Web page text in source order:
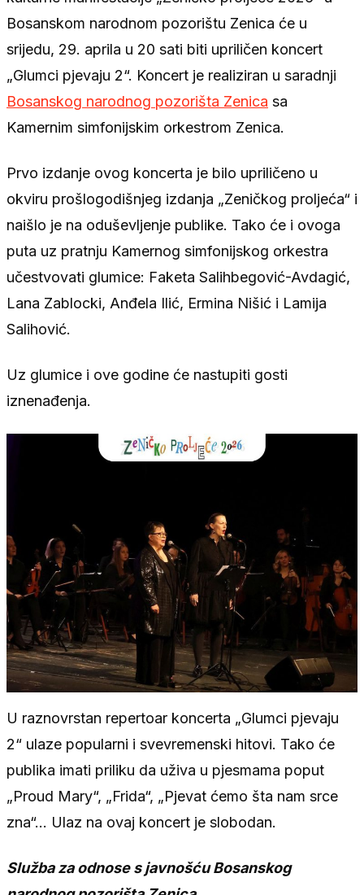
Bosanskom narodnom pozorištu Zenica će u
srijedu, 29. aprila u 20 sati biti upriličen koncert
„Glumci pjevaju 2“. Koncert je realiziran u saradnji
Bosanskog narodnog pozorišta Zenica sa
Kamernim simfonijskim orkestrom Zenica.
Prvo izdanje ovog koncerta je bilo upriličeno u
okviru prošlogodišnjeg izdanja „Zeničkog proljeća“ i
naišlo je na oduševljenje publike. Tako će i ovoga
puta uz pratnju Kamernog simfonijskog orkestra
učestvovati glumice: Faketa Salihbegović-Avdagić,
Lana Zablocki, Anđela Ilić, Ermina Nišić i Lamija
Salihović.
Uz glumice i ove godine će nastupiti gosti
iznenađenja.
U raznovrstan repertoar koncerta „Glumci pjevaju
2“ ulaze popularni i svevremenski hitovi. Tako će
publika imati priliku da uživa u pjesmama poput
„Proud Mary“, „Frida“, „Pjevat ćemo šta nam srce
zna“… Ulaz na ovaj koncert je slobodan.
Služba za odnose s javnošću Bosanskog